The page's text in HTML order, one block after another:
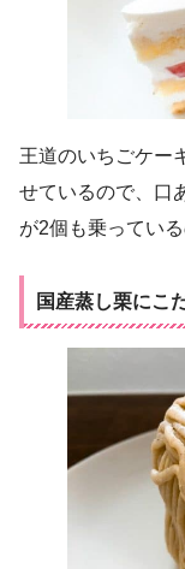
王道のいちごケー
せているので、口
が2個も乗ってい
国産蒸し栗にこ